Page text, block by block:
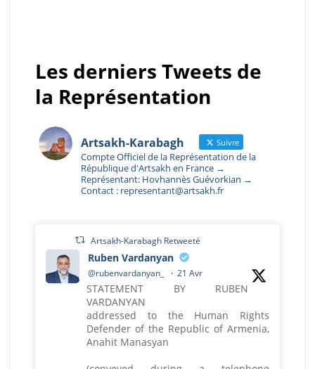
Les derniers Tweets de
la Représentation
Artsakh-Karabagh Suivre
Compte Officiel de la Représentation de la
République d'Artsakh en France →
Représentant: Hovhannès Guévorkian →
Contact : representant@artsakh.fr
Artsakh-Karabagh Retweeté
Ruben Vardanyan
@rubenvardanyan_ · 21 Avr
STATEMENT BY RUBEN
VARDANYAN
addressed to the Human Rights
Defender of the Republic of Armenia,
Anahit Manasyan